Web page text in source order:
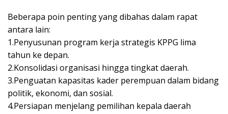
Beberapa poin penting yang dibahas dalam rapat
antara lain:
1.Penyusunan program kerja strategis KPPG lima
tahun ke depan.
2.Konsolidasi organisasi hingga tingkat daerah.
3.Penguatan kapasitas kader perempuan dalam bidang
politik, ekonomi, dan sosial.
4.Persiapan menjelang pemilihan kepala daerah